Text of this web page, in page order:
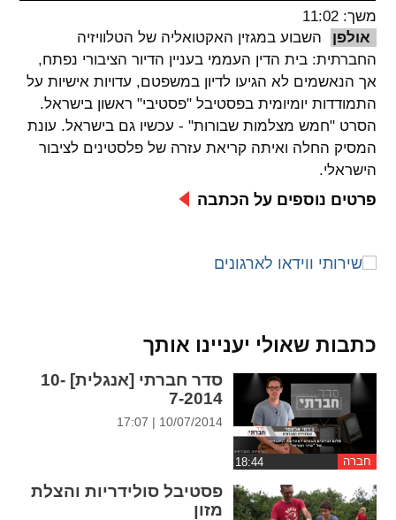
spellcheck
ניגודיות צבעים
brightness_high
brightness_low
cached
כל
ההגדרות
flag
משוב
משך: 11:02
אולפן
השבוע במגזין האקטואליה של הטלוויזיה
החברתית: בית הדין העממי בעניין הדיור הציבורי נפתח,
אך הנאשמים לא הגיעו לדיון במשפטם, עדויות אישיות על
התמודדות יומיומית בפסטיבל "פסטיבי" ראשון בישראל.
הסרט "חמש מצלמות שבורות" - עכשיו גם בישראל. עונת
המסיק החלה ואיתה קריאת עזרה של פלסטינים לציבור
הישראלי.
פרטים נוספים על הכתבה
כתבות שאולי יעניינו אותך
חברה
סדר חברתי [אנגלית] 10-
7-2014
10/07/2014 | 17:07
פסטיבל סולידריות והצלת
מזון